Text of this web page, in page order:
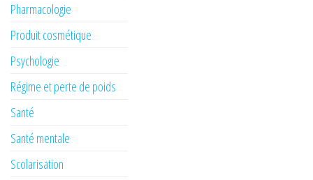
Pharmacologie
Produit cosmétique
Psychologie
Régime et perte de poids
Santé
Santé mentale
Scolarisation